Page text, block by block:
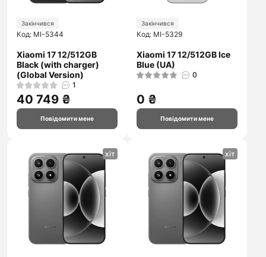
Закінчився
Код: MI-5344
Xiaomi 17 12/512GB
Black (with charger)
(Global Version)
1
40 749 ₴
Повідомити мене
Закінчився
Код: MI-5329
Xiaomi 17 12/512GB Ice
Blue (UA)
0
0 ₴
Повідомити мене
хіт хіт